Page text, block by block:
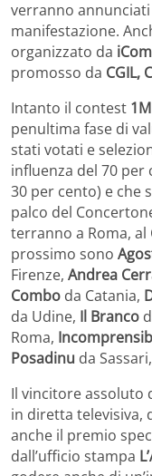
verranno
manifestazione.
organizzato da
promosso da CGIL,
Intanto il contest
penultima fase di
stati votati e
influenza del 70 per
30 per cento) e che
palco del
terranno a Roma, al
prossimo sono
Firenze, Andrea
Combo da Catania,
da Udine, Il Branco
Roma,
Posadinu da Sassari,
Il vincitore assoluto
in diretta televisiva,
anche il premio
dall’ufficio stampa